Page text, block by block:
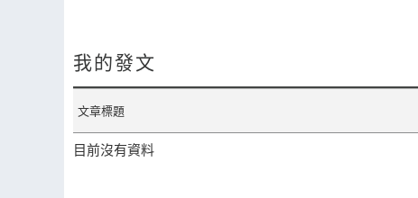
我的發文
文章標題
目前沒有資料